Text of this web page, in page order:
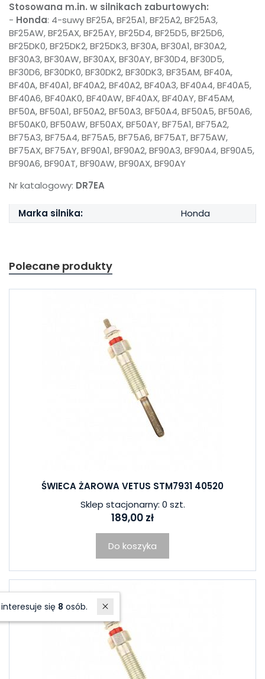
Stosowana m.in. w silnikach zaburtowych:
- Honda: 4-suwy BF25A, BF25A1, BF25A2, BF25A3,
BF25AW, BF25AX, BF25AY, BF25D4, BF25D5, BF25D6,
BF25DK0, BF25DK2, BF25DK3, BF30A, BF30A1, BF30A2,
BF30A3, BF30AW, BF30AX, BF30AY, BF30D4, BF30D5,
BF30D6, BF30DK0, BF30DK2, BF30DK3, BF35AM, BF40A,
BF40A, BF40A1, BF40A2, BF40A2, BF40A3, BF40A4, BF40A5,
BF40A6, BF40AK0, BF40AW, BF40AX, BF40AY, BF45AM,
BF50A, BF50A1, BF50A2, BF50A3, BF50A4, BF50A5, BF50A6,
BF50AK0, BF50AW, BF50AX, BF50AY, BF75A1, BF75A2,
BF75A3, BF75A4, BF75A5, BF75A6, BF75AT, BF75AW,
BF75AX, BF75AY, BF90A1, BF90A2, BF90A3, BF90A4, BF90A5,
BF90A6, BF90AT, BF90AW, BF90AX, BF90AY
Nr katalogowy: DR7EA
Marka silnika: Honda
Polecane produkty
ŚWIECA ŻAROWA VETUS STM7931 40520
Sklep stacjonarny: 0 szt.
189,00 zł
Do koszyka
W ostatnich 7 dniach produktem interesuje się